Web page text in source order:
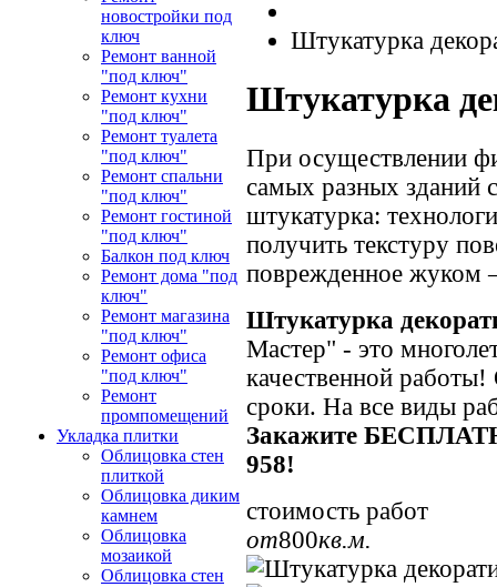
новостройки под
ключ
Ремонт ванной
"под ключ"
Ремонт кухни
"под ключ"
Ремонт туалета
"под ключ"
Ремонт спальни
"под ключ"
Ремонт гостиной
"под ключ"
Балкон под ключ
Ремонт дома "под
ключ"
Ремонт магазина
"под ключ"
Ремонт офиса
"под ключ"
Ремонт
промпомещений
Укладка плитки
Облицовка стен
плиткой
Облицовка диким
камнем
Облицовка
мозаикой
Облицовка стен
Штукатурка
Штукатурка
При осуществлении
самых разных зданий
штукатурка:
получить текстуру
поврежденное жуком
Штукатурка
Мастер" - это
качественной
сроки. На все виды
Закажите
958!
стоимость работ
от800кв.м.